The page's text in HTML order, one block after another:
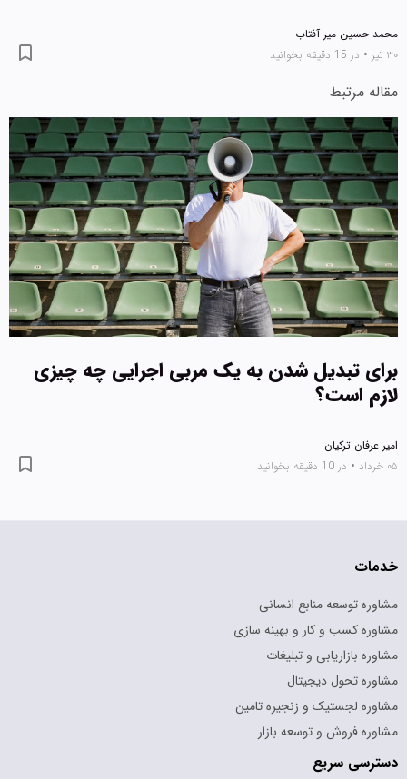
محمد حسین میر آفتاب
۳۰ تیر
• در 15 دقیقه بخوانید
مقاله مرتبط
برای تبدیل شدن به یک مربی اجرایی چه چیزی
لازم است؟
امیر عرفان ترکیان
۰۵ خرداد
• در 10 دقیقه بخوانید
خدمات
مشاوره توسعه منابع انسانی
مشاوره کسب و کار و بهینه سازی
مشاوره بازاریابی و تبلیغات
مشاوره تحول دیجیتال
مشاوره لجستیک و زنجیره تامین
مشاوره فروش و توسعه بازار
دسترسی سریع